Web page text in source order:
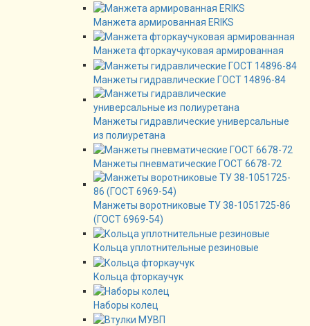
Манжета армированная ERIKS
Манжета фторкаучуковая армированная
Манжеты гидравлические ГОСТ 14896-84
Манжеты гидравлические универсальные
из полиуретана
Манжеты пневматические ГОСТ 6678-72
Манжеты воротниковые ТУ 38-1051725-86
(ГОСТ 6969-54)
Кольца уплотнительные резиновые
Кольца фторкаучук
Наборы колец